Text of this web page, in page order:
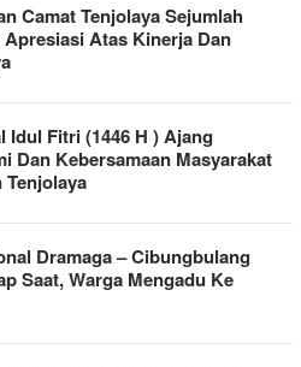
Camat Tenjolaya Sejumlah
Atas Kinerja Dan
Idul Fitri (1446 H ) Ajang
Dan Kebersamaan Masyarakat
Tenjolaya
Dramaga – Cibungbulang
Saat, Warga Mengadu Ke